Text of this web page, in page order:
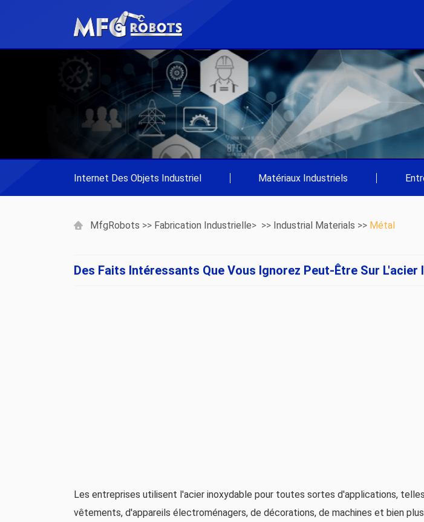
Internet Des Objets Industriel Matériaux Industriels
MfgRobots >> Fabrication Industrielle> >> Industrial Materials >> Métal
Des Faits Intéressants Que Vous Ignorez Peut-Être Sur L'acier
Les entreprises utilisent l'acier inoxydable pour toutes sortes d'applications,
vêtements, d'appareils électroménagers, de décorations, de machines et bien